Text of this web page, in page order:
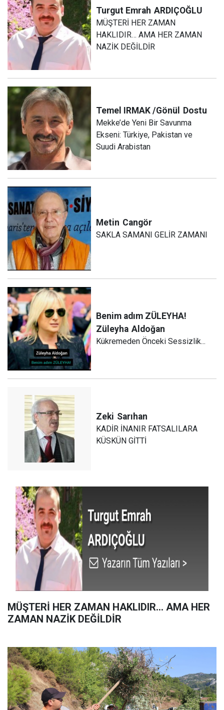
Turgut Emrah ARDIÇOĞLU
MÜŞTERİ HER ZAMAN
HAKLIDIR… AMA HER ZAMAN
NAZİK DEĞİLDİR
Temel IRMAK /Gönül Dostu
Mekke’de Yeni Bir Savunma
Ekseni: Türkiye, Pakistan ve
Suudi Arabistan
Metin Cangör
SAKLA SAMANI GELİR ZAMANI
Benim adım ZÜLEYHA!
Züleyha Aldoğan
Kükremeden Önceki Sessizlik...
Zeki Sarıhan
KADİR İNANIR FATSALILARA
KÜSKÜN GİTTİ
MÜŞTERİ HER ZAMAN HAKLIDIR… AMA HER
ZAMAN NAZİK DEĞİLDİR